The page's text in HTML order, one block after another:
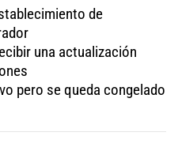
de
una actualización
pero se queda congelado